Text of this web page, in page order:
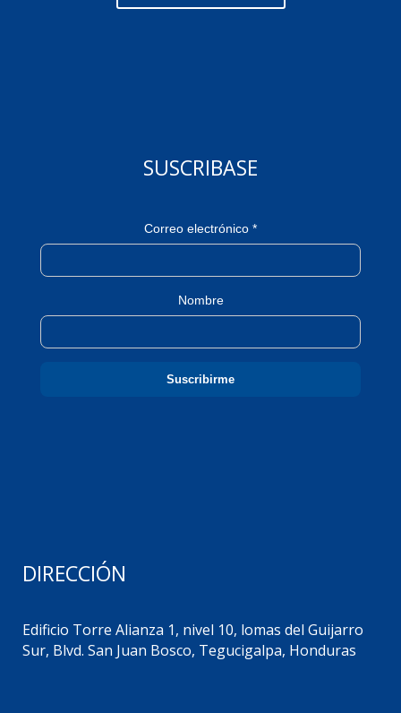
SUSCRIBASE
Correo electrónico *
Nombre
DIRECCIÓN
Edificio Torre Alianza 1, nivel 10, lomas del Guijarro
Sur, Blvd. San Juan Bosco, Tegucigalpa, Honduras